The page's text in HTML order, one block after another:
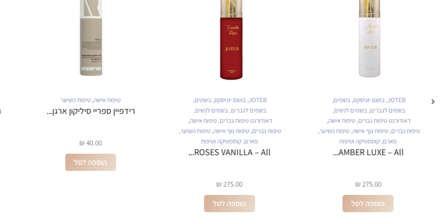
JOTEB
, בושם יוניסקס, בשמים,
בשמים לגברים, בשמים לנשים,
דאודורנט טיפוח גברים,טיפוח אישה,
טיפוח גברים,טיפוח גוף אישה,טיפוח השיער,
פארם,קוסמטיקה וטיפוח
AMBER LUXE – All...
275.00
₪
הוספה לסל
JOTEB
, בושם יוניסקס, בשמים,
בשמים לגברים, בשמים לנשים,
דאודורנט טיפוח גברים,טיפוח אישה,
טיפוח גברים,טיפוח גוף אישה,טיפוח השיער,
פארם,קוסמטיקה וטיפוח
ROSES VANILLA – All...
275.00
₪
הוספה לסל
טיפוח אישה,טיפוח השיער
רידפיין ספריי סיליקון ארגן...
40.00
₪
הוספה לסל